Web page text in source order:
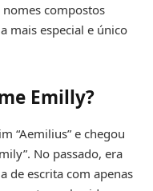
nomes compostos
mais especial e único
Emilly?
“Aemilius” e chegou
No passado, era
de escrita com apenas